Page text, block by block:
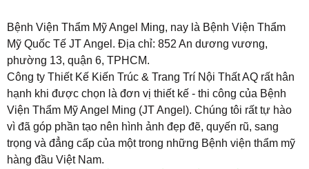
Bệnh Viện Thẩm Mỹ Angel Ming, nay là Bệnh Viện Thẩm
Mỹ Quốc Tế JT Angel. Địa chỉ: 852 An dương vương,
phường 13, quận 6, TPHCM.
Công ty Thiết Kế Kiến Trúc & Trang Trí Nội Thất AQ rất hân
hạnh khi được chọn là đơn vị thiết kế - thi công của Bệnh
Viện Thẩm Mỹ Angel Ming (JT Angel). Chúng tôi rất tự hào
vì đã góp phần tạo nên hình ảnh đẹp đẽ, quyến rũ, sang
trọng và đẳng cấp của một trong những Bệnh viện thẩm mỹ
hàng đầu Việt Nam.